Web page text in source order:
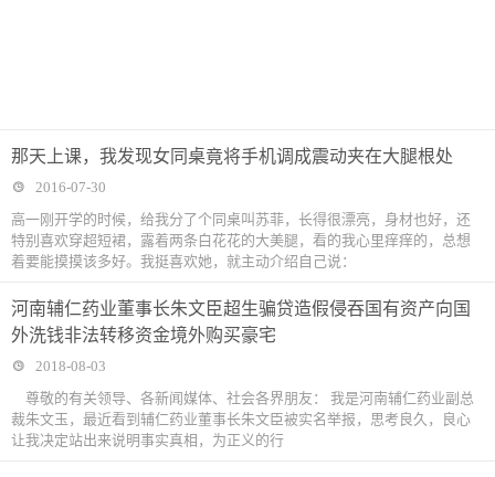
那天上课，我发现女同桌竟将手机调成震动夹在大腿根处
2016-07-30
高一刚开学的时候，给我分了个同桌叫苏菲，长得很漂亮，身材也好，还
特别喜欢穿超短裙，露着两条白花花的大美腿，看的我心里痒痒的，总想
着要能摸摸该多好。我挺喜欢她，就主动介绍自己说：
河南辅仁药业董事长朱文臣超生骗贷造假侵吞国有资产向国
外洗钱非法转移资金境外购买豪宅
2018-08-03
尊敬的有关领导、各新闻媒体、社会各界朋友： 我是河南辅仁药业副总
裁朱文玉，最近看到辅仁药业董事长朱文臣被实名举报，思考良久，良心
让我决定站出来说明事实真相，为正义的行